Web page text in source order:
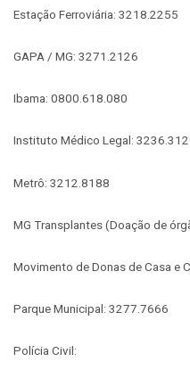
Estação Ferroviária: 3218.2255
GAPA / MG: 3271.2126
Ibama: 0800.618.080
Instituto Médico Legal:
Metrô: 3212.8188
MG Transplantes (Doação de
Movimento de Donas de Casa e
Parque Municipal: 3277.7666
Polícia Civil: